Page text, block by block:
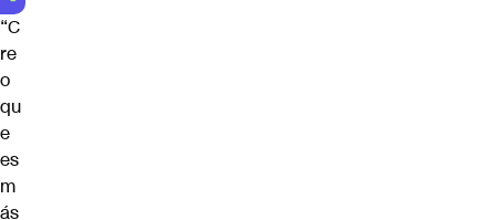
“C
re
o
qu
e
es
m
ás